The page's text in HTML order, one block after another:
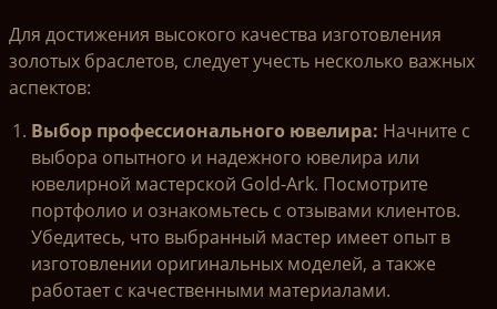
Для достижения высокого качества изготовления
золотых браслетов, следует учесть несколько важных
аспектов:
Выбор профессионального ювелира: Начните с
выбора опытного и надежного ювелира или
ювелирной мастерской Gold-Ark. Посмотрите
портфолио и ознакомьтесь с отзывами клиентов.
Убедитесь, что выбранный мастер имеет опыт в
изготовлении оригинальных моделей, а также
работает с качественными материалами.